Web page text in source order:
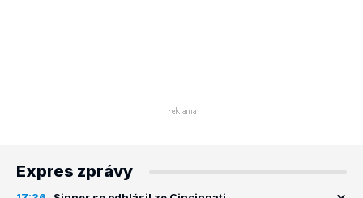
Expres zprávy